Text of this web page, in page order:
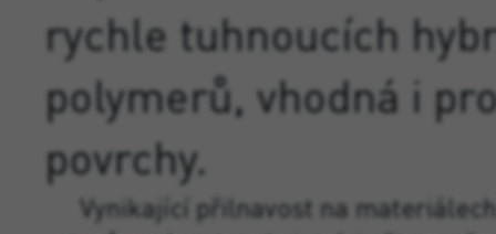
rychle tuhnoucích
polymerů, vhodná i
povrchy.
Vynikající přilnavost na